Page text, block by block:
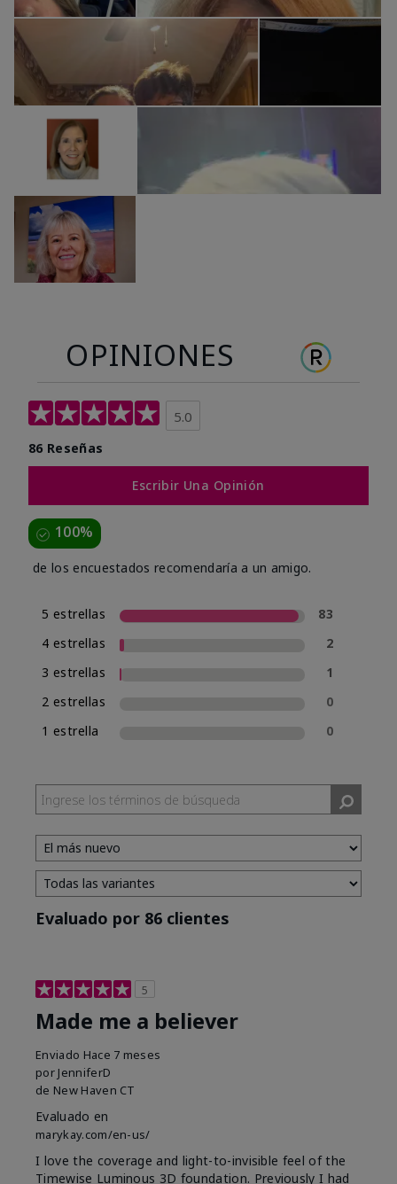
OPINIONES
5.0
86 Reseñas
Escribir Una Opinión
100%
de los encuestados recomendaría a un amigo.
5 estrellas
83
4 estrellas
2
3 estrellas
1
2 estrellas
0
1 estrella
0
Evaluado por 86 clientes
5
Made me a believer
Enviado Hace 7 meses
por JenniferD
de New Haven CT
Evaluado en
marykay.com/en-us/
I love the coverage and light-to-invisible feel of the
Timewise Luminous 3D foundation. Previously I had